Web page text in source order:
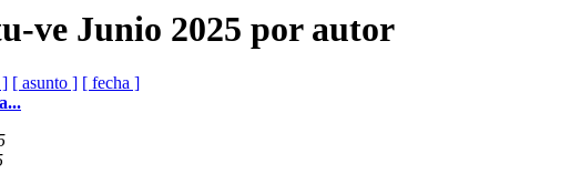
ve Junio 2025 por autor
] [ asunto ] [ fecha ]